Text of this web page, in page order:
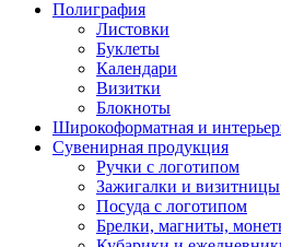
Полиграфия
Листовки
Буклеты
Календари
Визитки
Блокноты
Широкоформатная и
Сувенирная продукция
Ручки с логотипом
Зажигалки и визитницы
Посуда с логотипом
Брелки, магниты,